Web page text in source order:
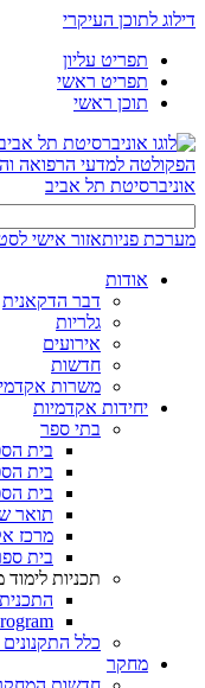
דילוג לתוכן העיקרי
תפריט עליון
תפריט ראשי
תוכן ראשי
הפקולטה למדעי הרפואה
אוניברסיטת תל אביב
מערכת פניותאזור אישי
אודות
דבר הדקאנית
גלריות
אירועים
חדשות
משרות
יחידות אקדמיות
בתי ספר
בית
בית
בית
תואר
מרכז
בית
תכניות לימוד
כלל
מחקר